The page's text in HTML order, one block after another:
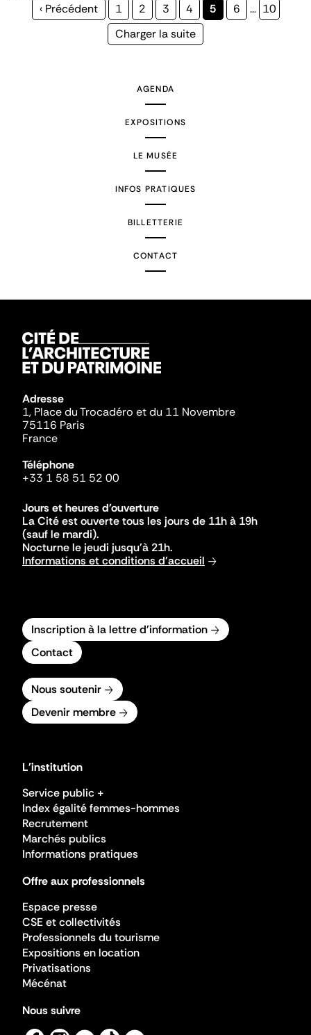
Page
‹ Précédent Page
1 Page
2 Page
3 Page
4
Page
5 Page
6 … Page
10
Page
Charger la suite
AGENDA
EXPOSITIONS
LE MUSÉE
INFOS PRATIQUES
BILLETTERIE
CONTACT
Adresse
1, Place du Trocadéro et du 11 Novembre
75116 Paris
France
Téléphone
+33 1 58 51 52 00
Jours et heures d'ouverture
La Cité est ouverte tous les jours de 11h à 19h
(sauf le mardi).
Nocturne le jeudi jusqu'à 21h.
Informations et conditions d'accueil
Inscription à la lettre d'information
Contact
Nous soutenir
Devenir membre
L'institution
Service public +
Index égalité femmes-hommes
Recrutement
Marchés publics
Informations pratiques
Offre aux professionnels
Espace presse
CSE et collectivités
Professionnels du tourisme
Expositions en location
Privatisations
Mécénat
Nous suivre